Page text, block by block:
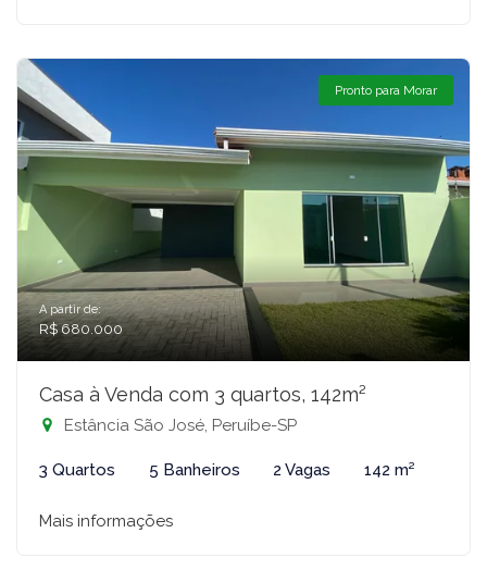
Pronto para Morar
A partir de:
R$ 680.000
Casa à Venda com 3 quartos, 142m²
Estância São José, Peruíbe-SP
3 Quartos 5 Banheiros 2 Vagas 142 m²
Mais informações